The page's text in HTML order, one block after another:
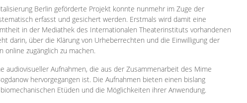
Berlin geförderte Projekt konnte nunmehr im Zuge der
erfasst und gesichert werden. Erstmals wird damit eine
in der Mediathek des Internationalen Theaterinstituts vorhandenen
darin, über die Klärung von Urheberrechten und die Einwilligung der
zugänglich zu machen.
Aufnahmen, die aus der Zusammenarbeit des Mime
hervorgegangen ist. Die Aufnahmen bieten einen bislang
Etüden und die Möglichkeiten ihrer Anwendung.